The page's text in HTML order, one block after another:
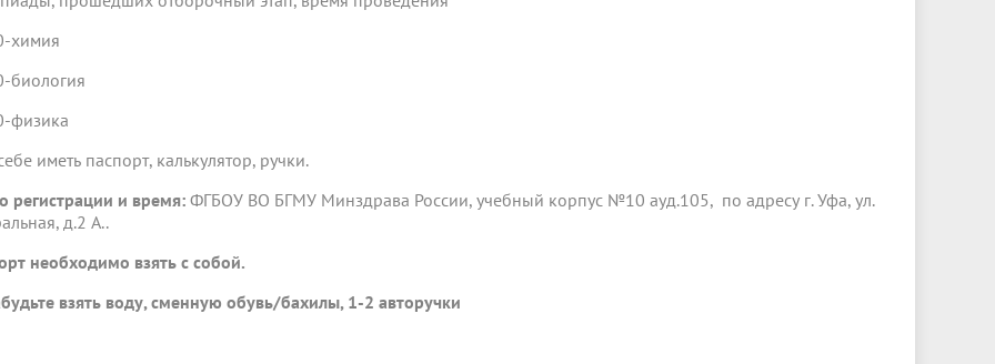
химия
биология
физика
иметь паспорт, калькулятор, ручки.
регистрации и время:ФГБОУ ВО БГМУ Минздрава России, учебный корпус №10 ауд.105, по адресу г. Уфа, ул.
д.2 А..
необходимо взять с собой.
взять воду, сменную обувь/бахилы, 1-2 авторучки